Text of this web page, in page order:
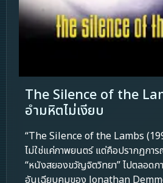
The Silence of the
อำมหิตไม่เงียบ
“The Silence of the Lambs
ไม่ใช่แค่ภาพยนตร์ แต่คือปรากฏกา
“หนังสยองขวัญจิตวิทยา” ไปตลอด
อันเฉียบคมของ Jonathan